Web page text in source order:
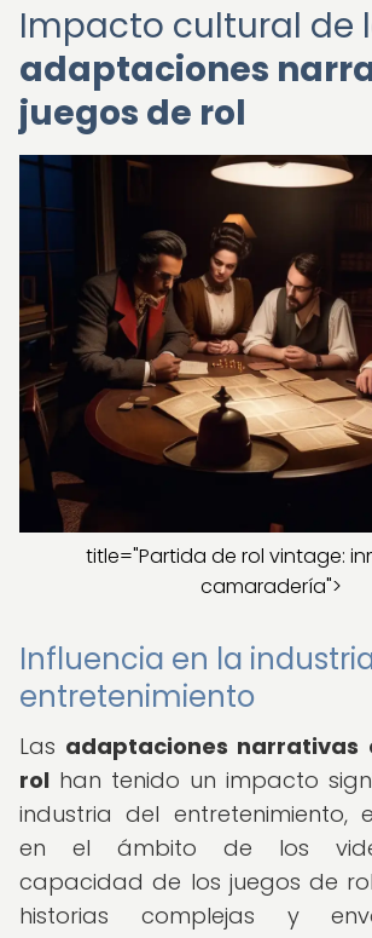
Impacto cultural de
adaptaciones
juegos de rol
title="Partida de rol vintage:
camaradería">
Influencia en la
entretenimiento
Las adaptaciones narrativas
rol han tenido un impacto
industria del entretenimiento,
en el ámbito de los
capacidad de los juegos de
historias complejas y